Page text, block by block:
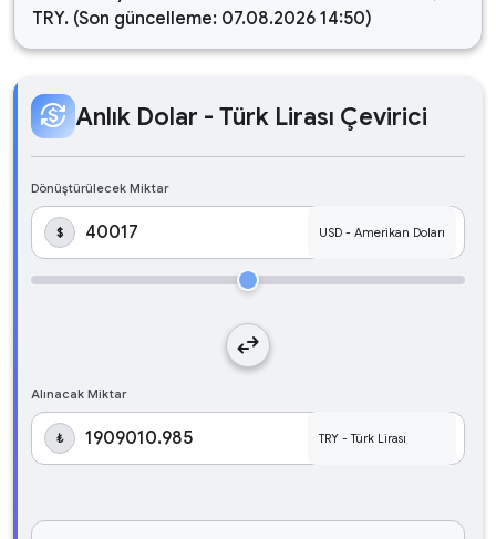
TRY. (Son güncelleme: 07.08.2026 14:50)
currency_exchange Anlık Dolar - Türk Lirası Çevirici
Dönüştürülecek Miktar
$
swap_horiz
Alınacak Miktar
₺